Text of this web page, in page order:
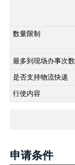
数量限制
最多到现场办事次数
是否支持物流快递
行使内容
申请条件